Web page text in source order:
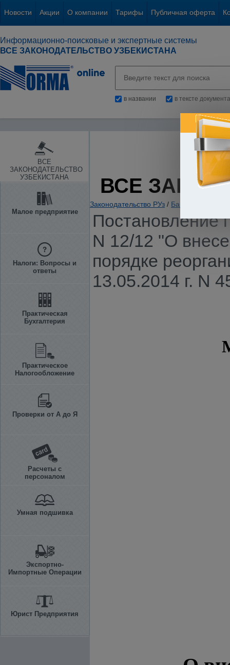
Новости Акции О компании Тарифы Публичная оферта
Информационно-поисковые и экспертные системы
ВСЕ ЗАКОНОДАТЕЛЬСТВО УЗБЕКИСТАНА
в названии в тексте документа
ВСЕ
ЗАКОНОДАТЕЛЬСТВО
УЗБЕКИСТАНА
Малое предприятие
Налоги: Вопросы и
ответы
Практическая
Бухгалтерия
Практическое
Налогообложение
Проверки от А до Я
Расчеты с
персоналом
Умная подшивка
Экспортно-
Импортные Операции
Юрист Предприятия
ВСЕ
Законодательство РУз / Банки.
Постановление
N 12/12 "О
порядке
13.05.2014 г. N